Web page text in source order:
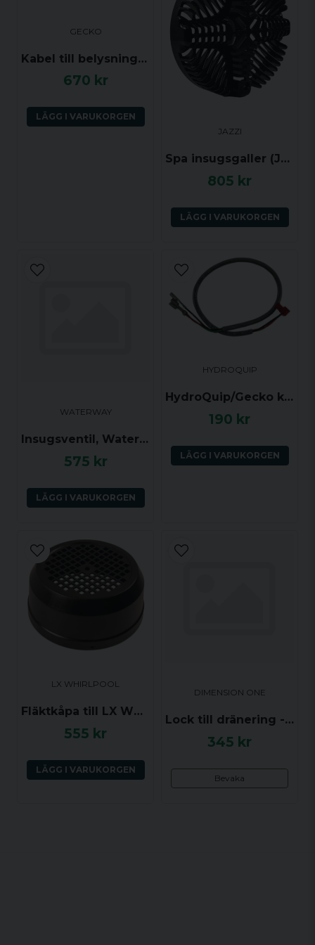
GECKO
Kabel till belysning för Gecko Y Serien
670 kr
LÄGG I VARUKORGEN
JAZZI
Spa insugsgaller (Jazzi)
805 kr
LÄGG I VARUKORGEN
WATERWAY
Insugsventil, Waterway Hi-Flo 1.5 tum, Grått galler
575 kr
LÄGG I VARUKORGEN
HYDROQUIP
HydroQuip/Gecko kabel till tryckgivare, 9920-400997
190 kr
LÄGG I VARUKORGEN
LX WHIRLPOOL
Fläktkåpa till LX WP200/250/300 (178 diameter)
555 kr
LÄGG I VARUKORGEN
DIMENSION ONE
Lock till dränering - Dimension One, Vit
345 kr
Bevaka
Ja, ni får publicera min fråga